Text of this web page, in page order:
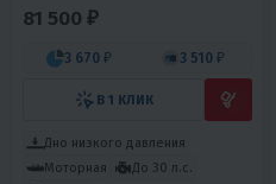
81 500 ₽
3 670 ₽ 3 510 ₽
В 1 КЛИК
Дно низкого давления
Моторная
До 30 л.с.